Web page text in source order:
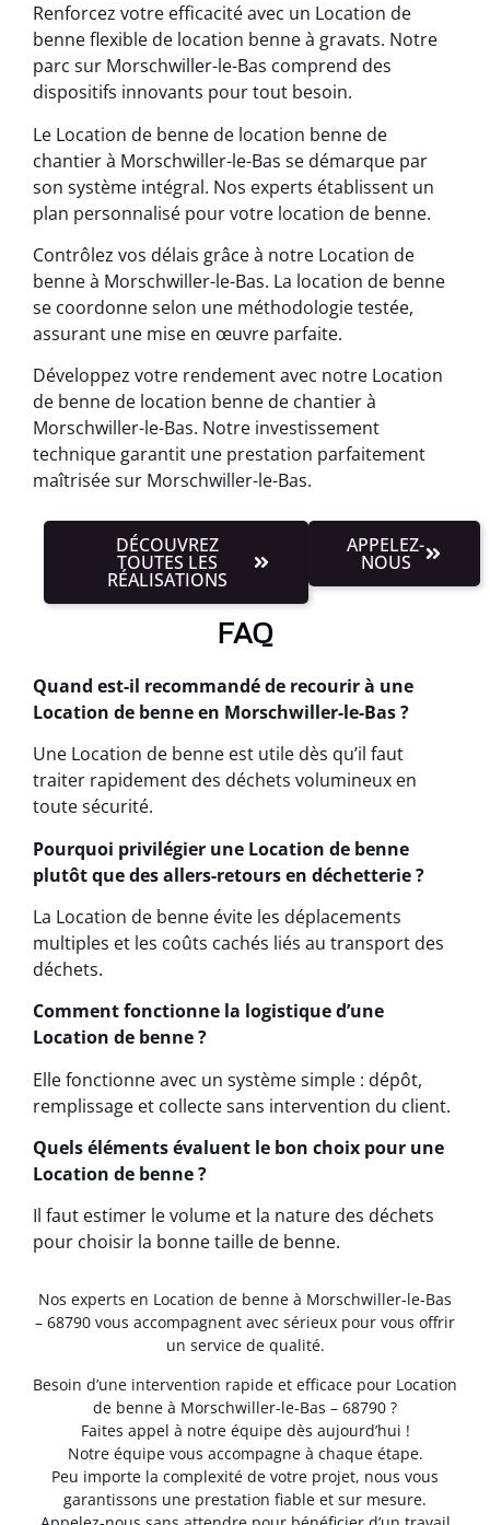
Renforcez votre efficacité avec un Location de
benne flexible de location benne à gravats. Notre
parc sur Morschwiller-le-Bas comprend des
dispositifs innovants pour tout besoin.
Le Location de benne de location benne de
chantier à Morschwiller-le-Bas se démarque par
son système intégral. Nos experts établissent un
plan personnalisé pour votre location de benne.
Contrôlez vos délais grâce à notre Location de
benne à Morschwiller-le-Bas. La location de benne
se coordonne selon une méthodologie testée,
assurant une mise en œuvre parfaite.
Développez votre rendement avec notre Location
de benne de location benne de chantier à
Morschwiller-le-Bas. Notre investissement
technique garantit une prestation parfaitement
maîtrisée sur Morschwiller-le-Bas.
DÉCOUVREZ
TOUTES LES
RÉALISATIONS
APPELEZ-
NOUS
FAQ
Quand est-il recommandé de recourir à une
Location de benne en Morschwiller-le-Bas ?
Une Location de benne est utile dès qu’il faut
traiter rapidement des déchets volumineux en
toute sécurité.
Pourquoi privilégier une Location de benne
plutôt que des allers-retours en déchetterie ?
La Location de benne évite les déplacements
multiples et les coûts cachés liés au transport des
déchets.
Comment fonctionne la logistique d’une
Location de benne ?
Elle fonctionne avec un système simple : dépôt,
remplissage et collecte sans intervention du client.
Quels éléments évaluent le bon choix pour une
Location de benne ?
Il faut estimer le volume et la nature des déchets
pour choisir la bonne taille de benne.
Nos experts en Location de benne à Morschwiller-le-Bas
– 68790 vous accompagnent avec sérieux pour vous offrir
un service de qualité.
Besoin d’une intervention rapide et efficace pour Location
de benne à Morschwiller-le-Bas – 68790 ?
Faites appel à notre équipe dès aujourd’hui !
Notre équipe vous accompagne à chaque étape.
Peu importe la complexité de votre projet, nous vous
garantissons une prestation fiable et sur mesure.